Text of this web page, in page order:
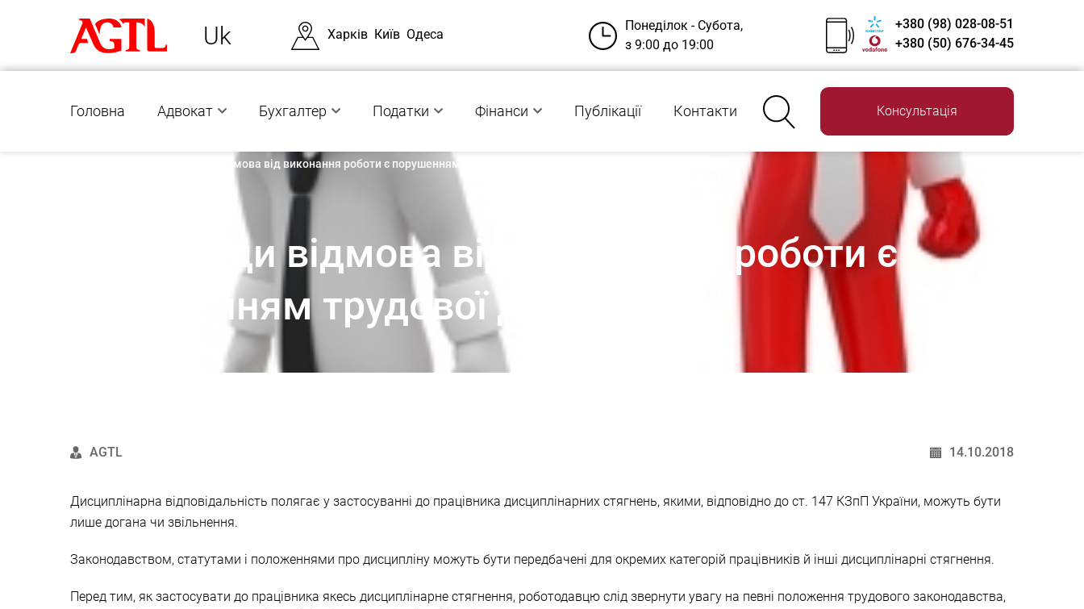
Uk Харків Київ Одеса
Понеділок - Субота,
з 9:00 до 19:00
+380 (98) 028-08-51
+380 (50) 676-34-45
Головна Адвокат Бухгалтер Податки Фінанси Публікації Контакти Консультація
Не завжди відмова від виконання роботи є порушенням трудової дисципліни
Не завжди відмова від виконання роботи є
порушенням трудової дисципліни
AGTL 14.10.2018
Дисциплінарна відповідальність полягає у застосуванні до працівника дисциплінарних стягнень, якими, відповідно до ст. 147 КЗпП України, можуть бути
лише догана чи звільнення.
Законодавством, статутами і положеннями про дисципліну можуть бути передбачені для окремих категорій працівників й інші дисциплінарні стягнення.
Перед тим, як застосувати до працівника якесь дисциплінарне стягнення, роботодавцю слід звернути увагу на певні положення трудового законодавства,